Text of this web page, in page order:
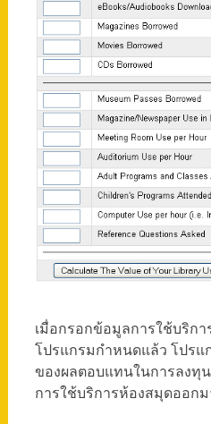
เมื่อกรอกข้อมูลการใช้บริก
โปรแกรมกำหนดแล้ว โปร
ของผลตอบแทนในการลงทุ
การใช้บริการห้องสมุดออกม